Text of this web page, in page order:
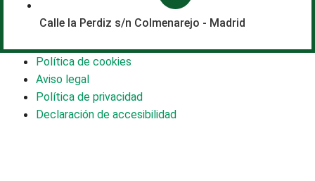
Calle la Perdiz s/n Colmenarejo - Madrid
Política de cookies
Aviso legal
Política de privacidad
Declaración de accesibilidad